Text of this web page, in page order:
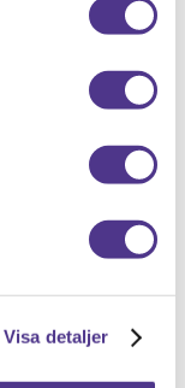
Visa detaljer
om